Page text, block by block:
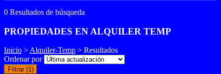
0 Resultados de búsqueda
PROPIEDADES EN ALQUILER TEMP
Inicio >Alquiler-Temp > Resultados
Ordenar por
Filtrar (1)